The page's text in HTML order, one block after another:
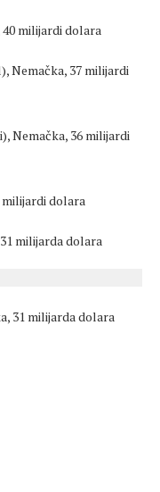
40 milijardi dolara
Nemačka, 37 milijardi
Nemačka, 36 milijardi
milijardi dolara
milijarda dolara
31 milijarda dolara